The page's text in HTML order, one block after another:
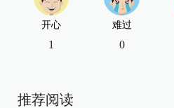
开心
1
难过
0
推荐阅读